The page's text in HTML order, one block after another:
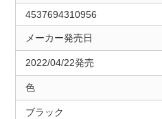
4537694310956
メーカー発売日
2022/04/22発売
色
ブラック